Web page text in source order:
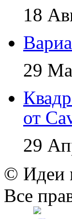
18
29
от
29
© Идеи
Все